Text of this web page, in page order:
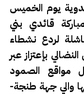
يوم الخميس
قائدي بني
لردع نشطاء
بإعتزاز عبر
مواقع الصمود
والي جهة طنجة-